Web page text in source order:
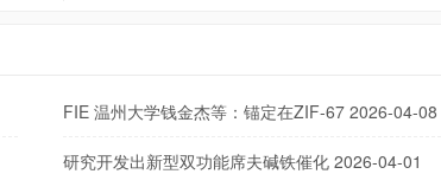
FIE 温州大学钱金杰等：锚定在ZIF-672026-04-08
研究开发出新型双功能席夫碱铁催化2026-04-01